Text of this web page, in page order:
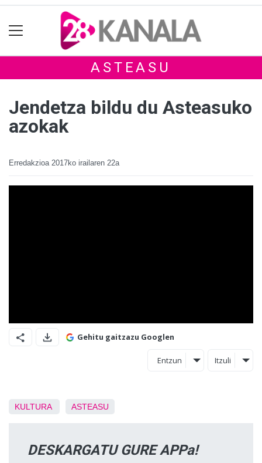
ASTEASU
Jendetza bildu du Asteasuko
azokak
Erredakzioa 2017ko irailaren 22a
Gehitu gaitzazu Googlen
Entzun Itzuli
KULTURA ASTEASU
DESKARGATU GURE APPa!